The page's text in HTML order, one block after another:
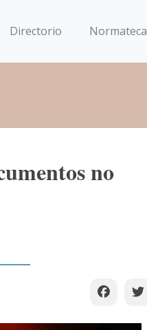
Directorio Normateca
no